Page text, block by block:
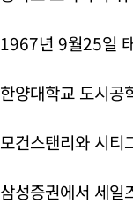
1967년 9월25일
한양대학교 도시공
모건스탠리와 시티
삼성증권에서 세일